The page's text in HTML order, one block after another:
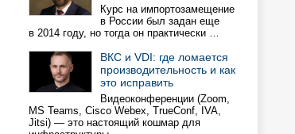
Курс на импортозамещение
в России был задан еще
в 2014 году, но тогда он практически …
ВКС и VDI: где ломается
производительность и как
это исправить
Видеоконференции (Zoom,
MS Teams, Cisco Webex, TrueConf, IVA,
Jitsi) — это настоящий кошмар для